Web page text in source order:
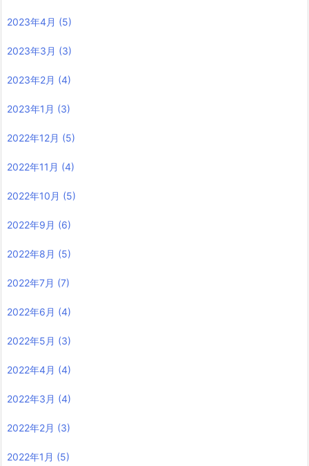
2023年4月 (5)
2023年3月 (3)
2023年2月 (4)
2023年1月 (3)
2022年12月 (5)
2022年11月 (4)
2022年10月 (5)
2022年9月 (6)
2022年8月 (5)
2022年7月 (7)
2022年6月 (4)
2022年5月 (3)
2022年4月 (4)
2022年3月 (4)
2022年2月 (3)
2022年1月 (5)